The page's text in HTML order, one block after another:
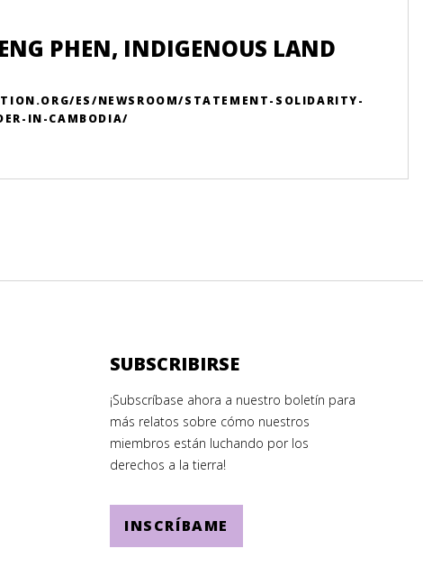
PHEN, INDIGENOUS LAND
ES/NEWSROOM/STATEMENT-SOLIDARITY-
IN-CAMBODIA/
SUBSCRIBIRSE
¡Subscríbase ahora a nuestro boletín para
más relatos sobre cómo nuestros
miembros están luchando por los
derechos a la tierra!
INSCRÍBAME